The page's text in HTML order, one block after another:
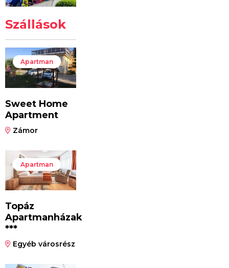
Szállások
Apartman
Sweet Home
Apartment
Zámor
Apartman
Topáz
Apartmanházak
***
Egyéb városrész